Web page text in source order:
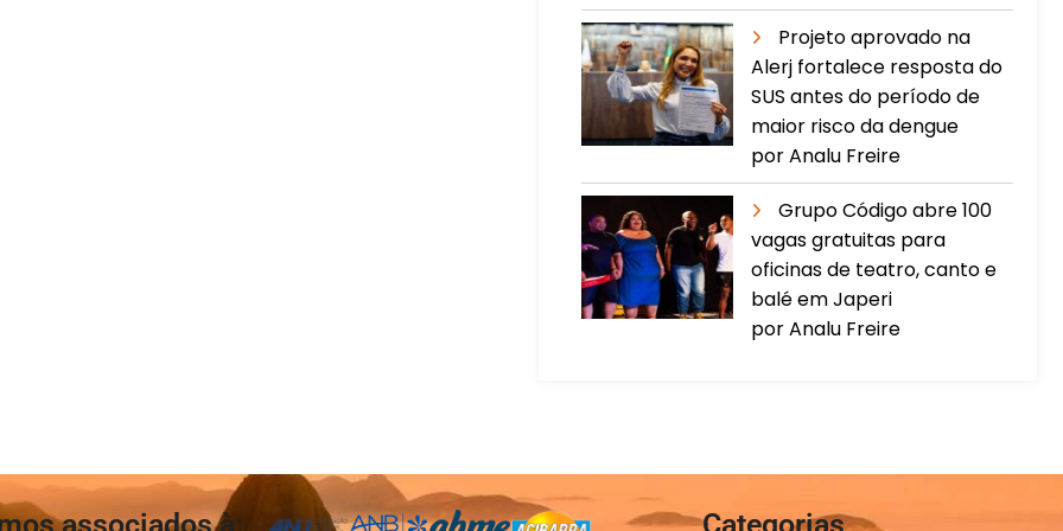
Projeto aprovado na
Alerj fortalece resposta do
SUS antes do período de
maior risco da dengue
por Analu Freire
Grupo Código abre 100
vagas gratuitas para
oficinas de teatro, canto e
balé em Japeri
por Analu Freire